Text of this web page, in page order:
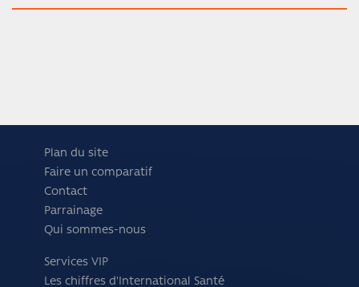
Plan du site
Faire un comparatif
Contact
Parrainage
Qui sommes-nous
Services VIP
Les chiffres d'International Santé